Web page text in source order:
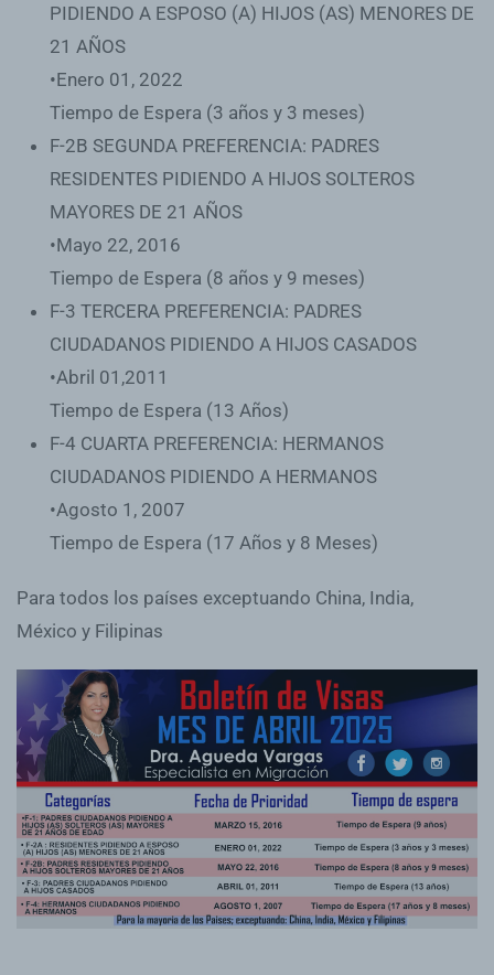
PIDIENDO A ESPOSO (A) HIJOS (AS) MENORES DE
21 AÑOS
•Enero 01, 2022
Tiempo de Espera (3 años y 3 meses)
F-2B SEGUNDA PREFERENCIA: PADRES
RESIDENTES PIDIENDO A HIJOS SOLTEROS
MAYORES DE 21 AÑOS
•Mayo 22, 2016
Tiempo de Espera (8 años y 9 meses)
F-3 TERCERA PREFERENCIA: PADRES
CIUDADANOS PIDIENDO A HIJOS CASADOS
•Abril 01,2011
Tiempo de Espera (13 Años)
F-4 CUARTA PREFERENCIA: HERMANOS
CIUDADANOS PIDIENDO A HERMANOS
•Agosto 1, 2007
Tiempo de Espera (17 Años y 8 Meses)
Para todos los países exceptuando China, India,
México y Filipinas